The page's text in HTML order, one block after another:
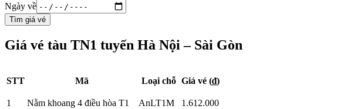
Ngày về
Tìm giá vé
Giá vé tàu TN1 tuyến Hà Nội – Sài Gòn
STT Mã Loại chỗ Giá vé (₫)
1 Nằm khoang 4 điều hòa T1 AnLT1M
1.612.000